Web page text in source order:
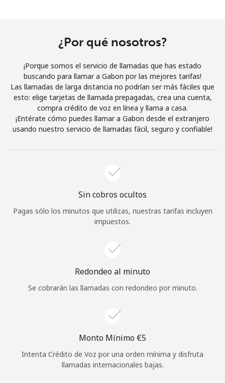
Únete
¡Hola!
Inicia sesión oREGÍSTRATE →
¿Olvidaste tu contraseña? →
o
Continuar con
¿Por qué nosotros?
¡Porque somos el servicio de llamadas que has estado
buscando para llamar a Gabon por las mejores tarifas!
Las llamadas de larga distancia no podrían ser más fáciles que
esto: elige tarjetas de llamada prepagadas, crea una cuenta,
compra crédito de voz en línea y llama a casa.
¡Entérate cómo puedes llamar a Gabon desde el extranjero
usando nuestro servicio de llamadas fácil, seguro y confiable!
Sin cobros ocultos
Pagas sólo los minutos que utilizas, nuestras tarifas incluyen
impuestos.
Redondeo al minuto
Se cobrarán las llamadas con redondeo por minuto.
Monto Mínimo ⁦€5⁩
Intenta Crédito de Voz por una orden mínima y disfruta
llamadas internacionales bajas.